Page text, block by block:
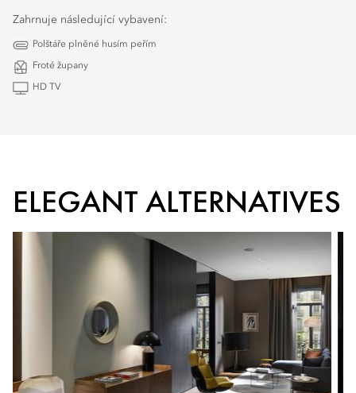
Zahrnuje následující vybavení:
Polštáře plněné husím peřím
Froté župany
HD TV
ELEGANT ALTERNATIVES